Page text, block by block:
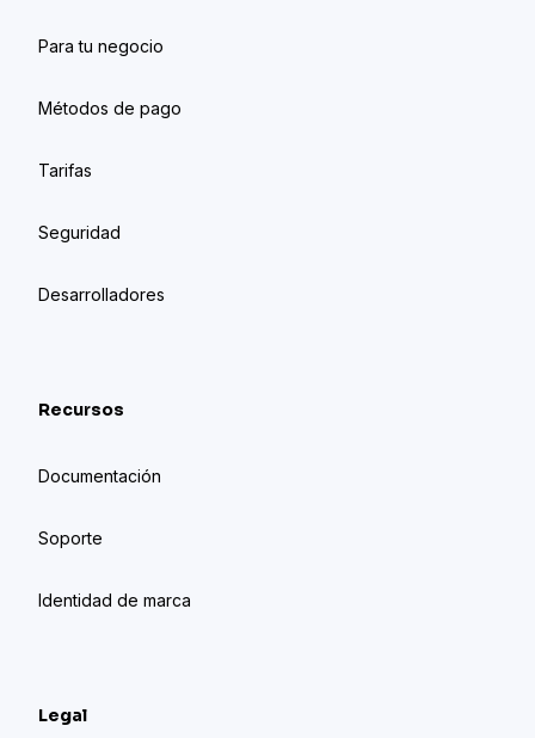
Para tu negocio
Métodos de pago
Tarifas
Seguridad
Desarrolladores
Recursos
Documentación
Soporte
Identidad de marca
Legal